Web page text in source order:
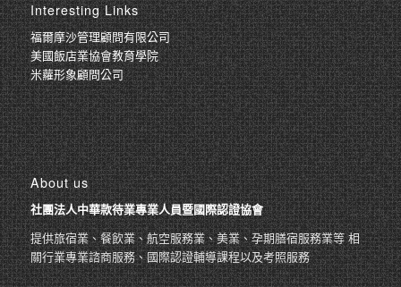
Interesting Links
福爾摩沙管理顧問有限公司
美國飯店業協會教育學院
米蘿形象顧問公司
About us
社團法人中華款待業專業人員暨國際認證協會
提供旅宿業、餐飲業、航空服務業、美業、孕期膳宿服務業等 相
關行業專業諮商服務、國際認證輔導課程以及考照服務